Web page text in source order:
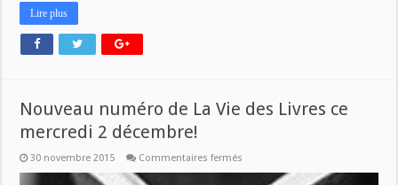
Lire plus
Nouveau numéro de La Vie des Livres ce
mercredi 2 décembre!
30 novembre 2015 Commentaires fermés
numéro